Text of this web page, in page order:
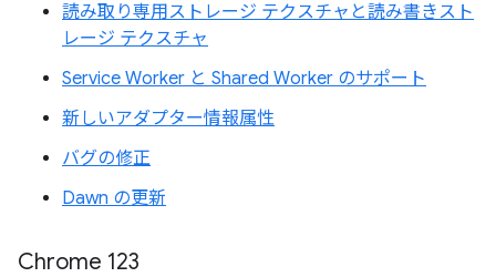
読み取り専用ストレージ テクスチャと読み書きスト
レージ テクスチャ
Service Worker と Shared Worker のサポート
新しいアダプター情報属性
バグの修正
Dawn の更新
Chrome 123